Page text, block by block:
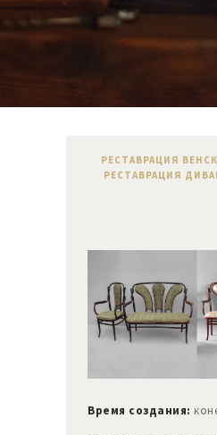
Viber
РЕСТАВРАЦИЯ
РЕСТАВРАЦИЯ
Время создания: